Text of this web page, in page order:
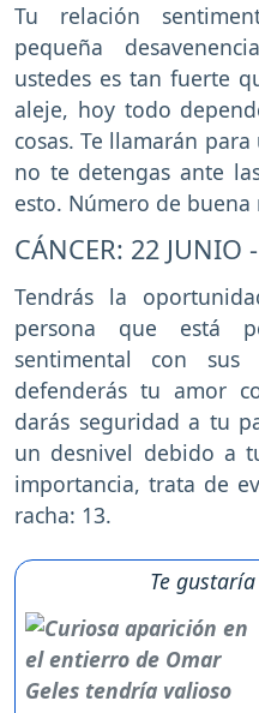
Tu relación
pequeña
ustedes es tan fuerte
aleje, hoy todo
cosas. Te llamarán
no te detengas ante
esto. Número de buena
CÁNCER: 22 JUNIO
Tendrás la
persona que está
sentimental con sus
defenderás tu amor
darás seguridad a tu
un desnivel debido a
importancia, trata de
racha: 13.
Te